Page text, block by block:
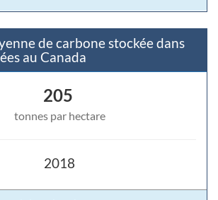
de carbone stockée dans
au Canada
205
tonnes par hectare
2018